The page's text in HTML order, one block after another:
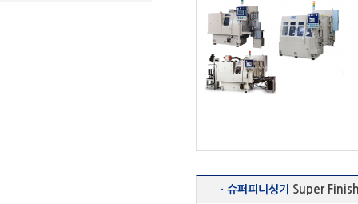
· 슈퍼피니싱기 Super